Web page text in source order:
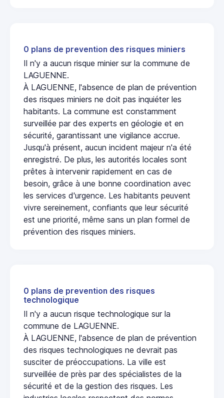
0 plans de prevention des risques miniers
Il n'y a aucun risque minier sur la commune de
LAGUENNE.
À LAGUENNE, l'absence de plan de prévention
des risques miniers ne doit pas inquiéter les
habitants. La commune est constamment
surveillée par des experts en géologie et en
sécurité, garantissant une vigilance accrue.
Jusqu'à présent, aucun incident majeur n'a été
enregistré. De plus, les autorités locales sont
prêtes à intervenir rapidement en cas de
besoin, grâce à une bonne coordination avec
les services d'urgence. Les habitants peuvent
vivre sereinement, confiants que leur sécurité
est une priorité, même sans un plan formel de
prévention des risques miniers.
0 plans de prevention des risques
technologique
Il n'y a aucun risque technologique sur la
commune de LAGUENNE.
À LAGUENNE, l'absence de plan de prévention
des risques technologiques ne devrait pas
susciter de préoccupations. La ville est
surveillée de près par des spécialistes de la
sécurité et de la gestion des risques. Les